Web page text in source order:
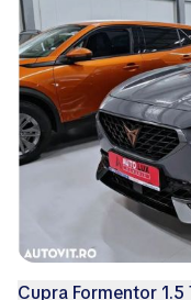
Cupra Formentor 1.5